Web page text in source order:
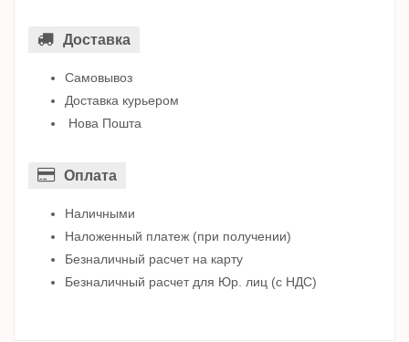
Доставка
Самовывоз
Доставка курьером
Нова Пошта
Оплата
Наличными
Наложенный платеж (при получении)
Безналичный расчет на карту
Безналичный расчет для Юр. лиц (с НДС)